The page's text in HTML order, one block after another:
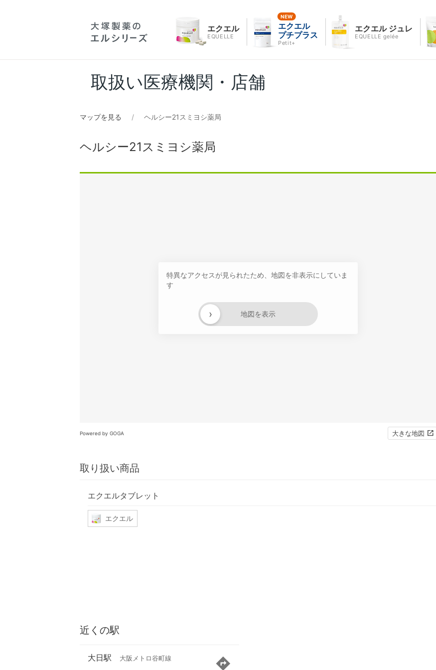
エクエル
EQUELLE
エクエル
プチプラス
Petit+
エクエル ジュレ
EQUELLE gelée
取扱い医療機関・店舗
マップを見る ヘルシー21スミヨシ薬局
ヘルシー21スミヨシ薬局
特異なアクセスが見られたため、地図を非表示にしていま
す
地図を表示
›
Powered by GOGA 大きな地図
取り扱い商品
エクエルタブレット
エクエル
近くの駅
大日駅 大阪メトロ谷町線